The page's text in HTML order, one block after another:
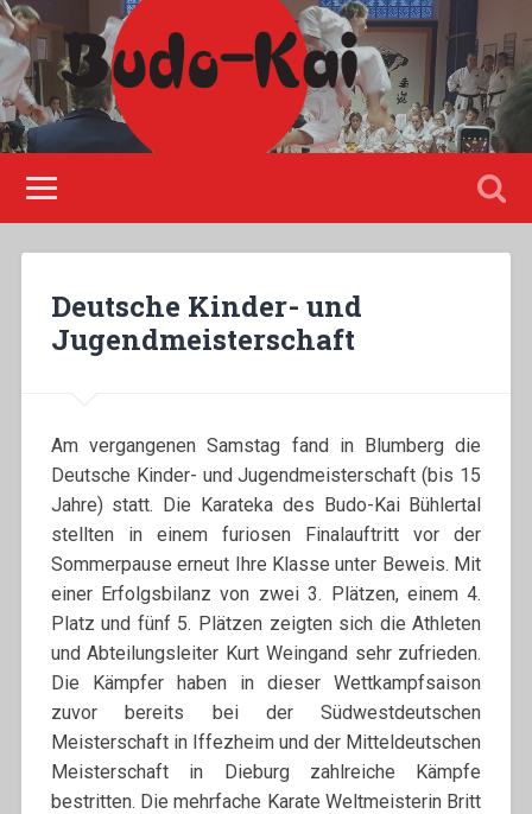
Please disable Adblock!
Deutsche Kinder- und
Jugendmeisterschaft
Am vergangenen Samstag fand in Blumberg die
Deutsche Kinder- und Jugendmeisterschaft (bis 15
Jahre) statt. Die Karateka des Budo-Kai Bühlertal
stellten in einem furiosen Finalauftritt vor der
Sommerpause erneut Ihre Klasse unter Beweis. Mit
einer Erfolgsbilanz von zwei 3. Plätzen, einem 4.
Platz und fünf 5. Plätzen zeigten sich die Athleten
und Abteilungsleiter Kurt Weingand sehr zufrieden.
Die Kämpfer haben in dieser Wettkampfsaison
zuvor bereits bei der Südwestdeutschen
Meisterschaft in Iffezheim und der Mitteldeutschen
Meisterschaft in Dieburg zahlreiche Kämpfe
bestritten. Die mehrfache Karate Weltmeisterin Britt